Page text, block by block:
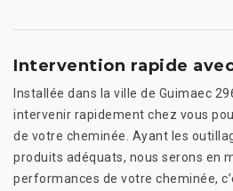
Intervention rapide
Installée dans la ville de Guimaec
intervenir rapidement chez vous
de votre cheminée. Ayant les
produits adéquats, nous serons en
performances de votre cheminée,